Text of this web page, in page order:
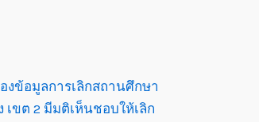
ข้อมูลการเลิกสถานศึกษา
ขต 2 มีมติเห็นชอบให้เลิก